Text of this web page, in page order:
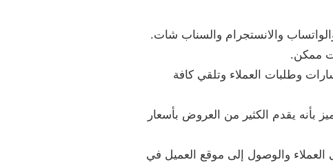
والانستجرام والسناب شات.
ممكن.
وطلبات العملاء وتلقي كافة
يقدم الكثير من العروض بأسعار
والوصول إلى موقع العميل في